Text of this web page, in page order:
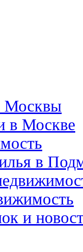
Москвы
в Москве
в
и